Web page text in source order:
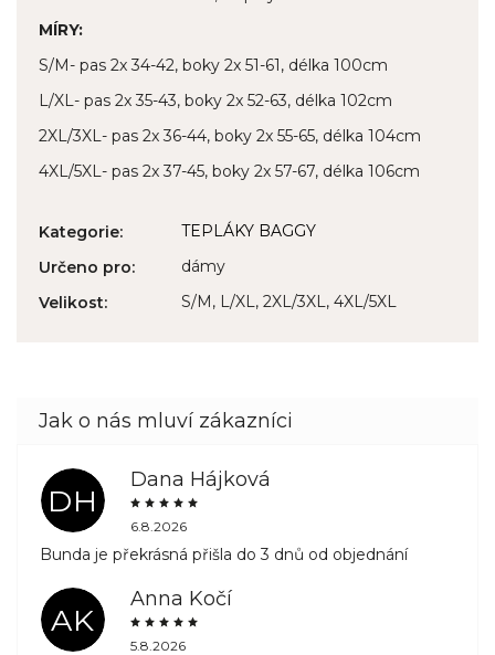
MÍRY:
S/M- pas 2x 34-42, boky 2x 51-61, délka 100cm
L/XL- pas 2x 35-43, boky 2x 52-63, délka 102cm
2XL/3XL- pas 2x 36-44, boky 2x 55-65, délka 104cm
4XL/5XL- pas 2x 37-45, boky 2x 57-67, délka 106cm
Kategorie:
TEPLÁKY BAGGY
Určeno pro:
dámy
Velikost: S/M, L/XL, 2XL/3XL, 4XL/5XL
DH
Dana Hájková
6.8.2026
Bunda je překrásná přišla do 3 dnů od objednání
AK
Anna Kočí
5.8.2026